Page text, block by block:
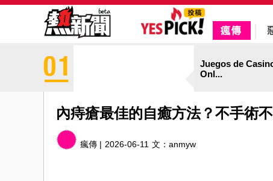
Juegos de
Onl...
內痔瘡最佳的自癒方法？不手術
瘋傳 | 2026-06-11 文： anmyw